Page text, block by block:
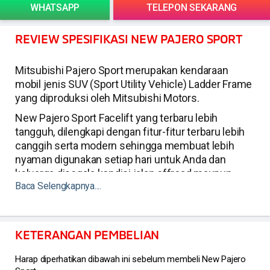
WHATSAPP TELEPON SEKARANG
REVIEW SPESIFIKASI NEW PAJERO SPORT
Mitsubishi Pajero Sport merupakan kendaraan
mobil jenis SUV (Sport Utility Vehicle) Ladder Frame
yang diproduksi oleh Mitsubishi Motors.
New Pajero Sport Facelift yang terbaru lebih
tangguh, dilengkapi dengan fitur-fitur terbaru lebih
canggih serta modern sehingga membuat lebih
nyaman digunakan setiap hari untuk Anda dan
keluarga disegala kondisi jalan offroad maupun
perkotaan.
Facelift Terbaru:
Dimensi
Tinggi 1835 mm
Baca Selengkapnya....
KETERANGAN PEMBELIAN
Harap diperhatikan dibawah ini sebelum membeli New Pajero